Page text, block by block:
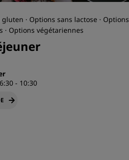
· Options sans lactose · Options
· Options végétariennes
- 10:30